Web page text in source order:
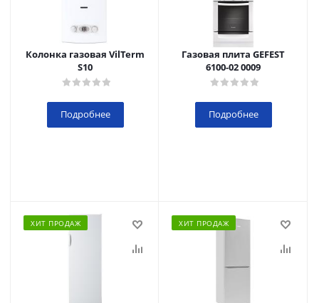
Колонка газовая VilTerm
S10
Подробнее
Газовая плита GEFEST
6100-02 0009
Подробнее
ХИТ ПРОДАЖ ХИТ ПРОДАЖ